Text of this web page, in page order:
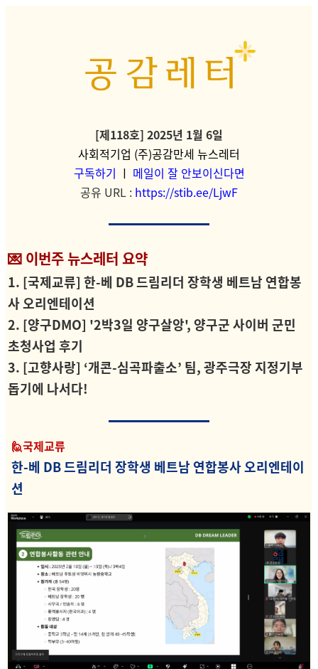
[제118호] 2025년 1월 6일
사회적기업 (주)공감만세 뉴스레터
구독하기 ㅣ 메일이 잘 안보이신다면
공유 URL : https://stib.ee/LjwF
💌 이번주 뉴스레터 요약
1. [국제교류] 한-베 DB 드림리더 장학생 베트남 연합봉
사 오리엔테이션
2. [양구DMO] '2박3일 양구살앙', 양구군 사이버 군민
초청사업 후기
3. [고향사랑] ‘개콘-심곡파출소’ 팀, 광주극장 지정기부
돕기에 나서다!
🙋국제교류
한-베 DB 드림리더 장학생 베트남 연합봉사 오리엔테이
션